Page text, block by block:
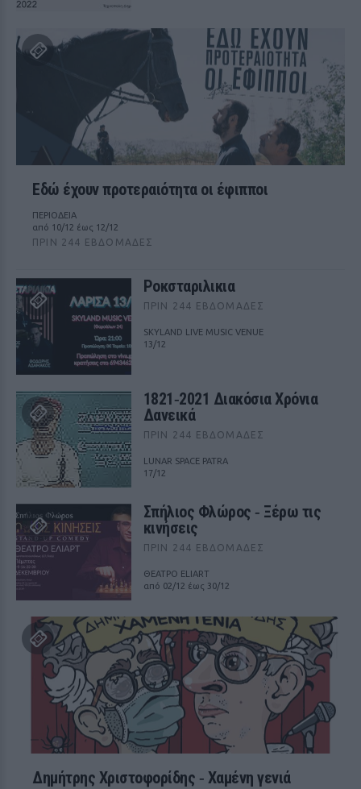
Εδώ έχουν προτεραιότητα οι έφιπποι
ΠΕΡΙΟΔΕΙΑ
από 10/12 έως 12/12
ΠΡΙΝ 244 ΕΒΔΟΜΆΔΕΣ
Ροκσταριλικια
ΠΡΙΝ 244 ΕΒΔΟΜΆΔΕΣ
SKYLAND LIVE MUSIC VENUE
13/12
1821‑2021 Διακόσια Χρόνια
Δανεικά
ΠΡΙΝ 244 ΕΒΔΟΜΆΔΕΣ
LUNAR SPACE PATRA
17/12
Σπήλιος Φλώρος ‑ Ξέρω τις
κινήσεις
ΠΡΙΝ 244 ΕΒΔΟΜΆΔΕΣ
ΘΕΑΤΡΟ ELIART
από 02/12 έως 30/12
Δημήτρης Χριστοφορίδης ‑ Χαμένη γενιά